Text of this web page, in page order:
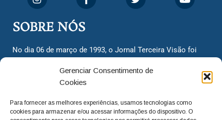
Gerenciar Consentimento de
Cookies
Para fornecer as melhores experiências, usamos tecnologias como
cookies para armazenar e/ou acessar informações do dispositivo. O
SOBRE NÓS
No dia 06 de março de 1993, o Jornal Terceira Visão foi
cidadãos valinhenses, já que naquela época só existiam
dois jornais. Há mais de 30 anos, o jornal continua
com o foco de trazer as melhores notícias. Nunca